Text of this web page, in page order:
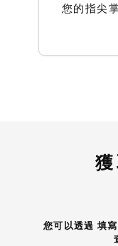
您的指尖
您可以透過 填